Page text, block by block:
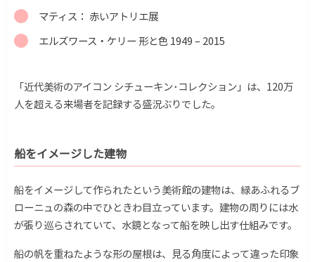
マティス： 赤いアトリエ展
エルズワース・ケリー 形と色 1949 – 2015
「近代美術のアイコン シチューキン･コレクション」は、120万
人を超える来場者を記録する盛況ぶりでした。
船をイメージした建物
船をイメージして作られたという美術館の建物は、緑あふれるブ
ローニュの森の中でひときわ目立っています。建物の周りには水
が張り巡らされていて、水鏡となって船を映し出す仕組みです。
船の帆を重ねたような形の屋根は、見る角度によって違った印象